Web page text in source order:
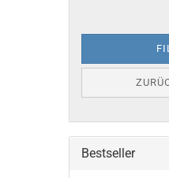
Bestseller